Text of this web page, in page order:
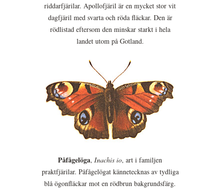
riddarfjärilar. Apollofjäril är en mycket stor vit
dagfjäril med svarta och röda fläckar. Den är
rödlistad eftersom den minskar starkt i hela
landet utom på Gotland.
Påfågelöga, Inachis io, art i familjen
praktfjärilar. Påfågelögat kännetecknas av tydliga
blå ögonfläckar mot en rödbrun bakgrundsfärg.